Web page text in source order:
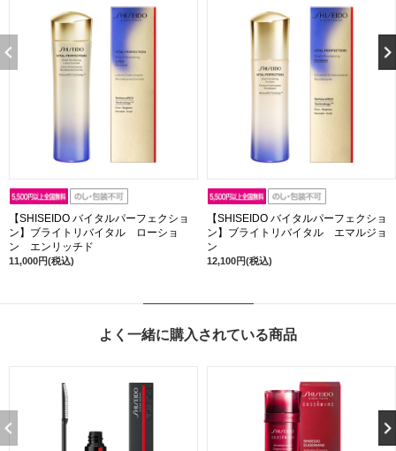
【SHISEIDO バイタルパーフェクショ
ン】ブライトリバイタル ローショ
ン エンリッチド
11,000円(税込)
【SHISEIDO バイタルパーフェクショ
ン】ブライトリバイタル エマルジョ
ン
12,100円(税込)
よく一緒に購入されている商品